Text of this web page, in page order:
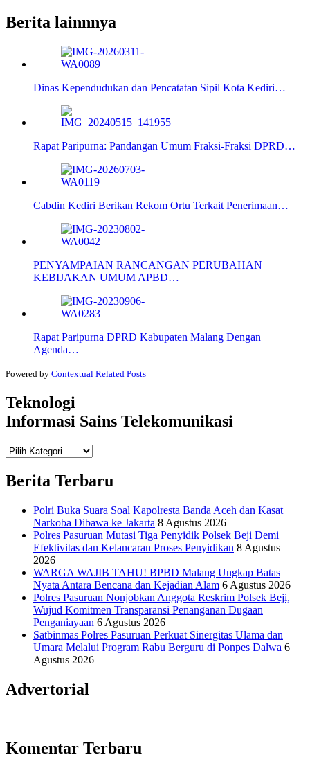
Berita lainnnya
Dinas Kependudukan dan Pencatatan Sipil Kota Kediri…
Rapat Paripurna: Pandangan Umum Fraksi-Fraksi DPRD…
Cabdin Kediri Berikan Rekom Ortu Terkait Penerimaan…
PENYAMPAIAN RANCANGAN PERUBAHAN
KEBIJAKAN UMUM APBD…
Rapat Paripurna DPRD Kabupaten Malang Dengan
Agenda…
Powered by Contextual Related Posts
Teknologi
Informasi Sains Telekomunikasi
Teknologi
Berita Terbaru
Polri Buka Suara Soal Kapolresta Banda Aceh dan Kasat
Narkoba Dibawa ke Jakarta 8 Agustus 2026
Polres Pasuruan Mutasi Tiga Penyidik Polsek Beji Demi
Efektivitas dan Kelancaran Proses Penyidikan 8 Agustus
2026
WARGA WAJIB TAHU! BPBD Malang Ungkap Batas
Nyata Antara Bencana dan Kejadian Alam 6 Agustus 2026
Polres Pasuruan Nonjobkan Anggota Reskrim Polsek Beji,
Wujud Komitmen Transparansi Penanganan Dugaan
Penganiayaan 6 Agustus 2026
Satbinmas Polres Pasuruan Perkuat Sinergitas Ulama dan
Umara Melalui Program Rabu Berguru di Ponpes Dalwa 6
Agustus 2026
Advertorial
Komentar Terbaru